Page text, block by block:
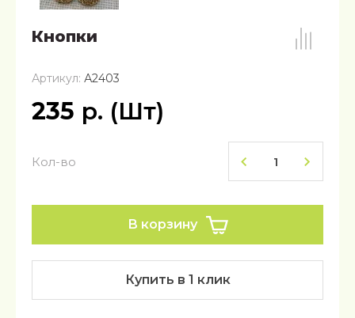
Кнопки
Артикул: А2403
235 р. (Шт)
Кол-во
В корзину
Купить в 1 клик